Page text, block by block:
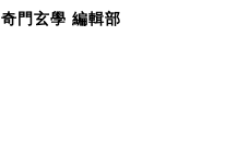
奇門玄學 編輯部